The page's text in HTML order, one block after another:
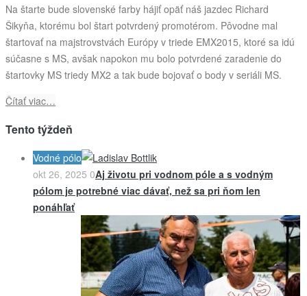
Na štarte bude slovenské farby hájiť opäť náš jazdec Richard
Šikyňa, ktorému bol štart potvrdený promotérom. Pôvodne mal
štartovať na majstrovstvách Európy v triede EMX2015, ktoré sa idú
súčasne s MS, avšak napokon mu bolo potvrdené zaradenie do
štartovky MS triedy MX2 a tak bude bojovať o body v seriáli MS.
Čítať viac…
Tento týždeň
Vodné pólo
okt 26, 2025 0Aj životu pri vodnom póle a s vodným
pólom je potrebné viac dávať, než sa pri ňom len
ponáhľať